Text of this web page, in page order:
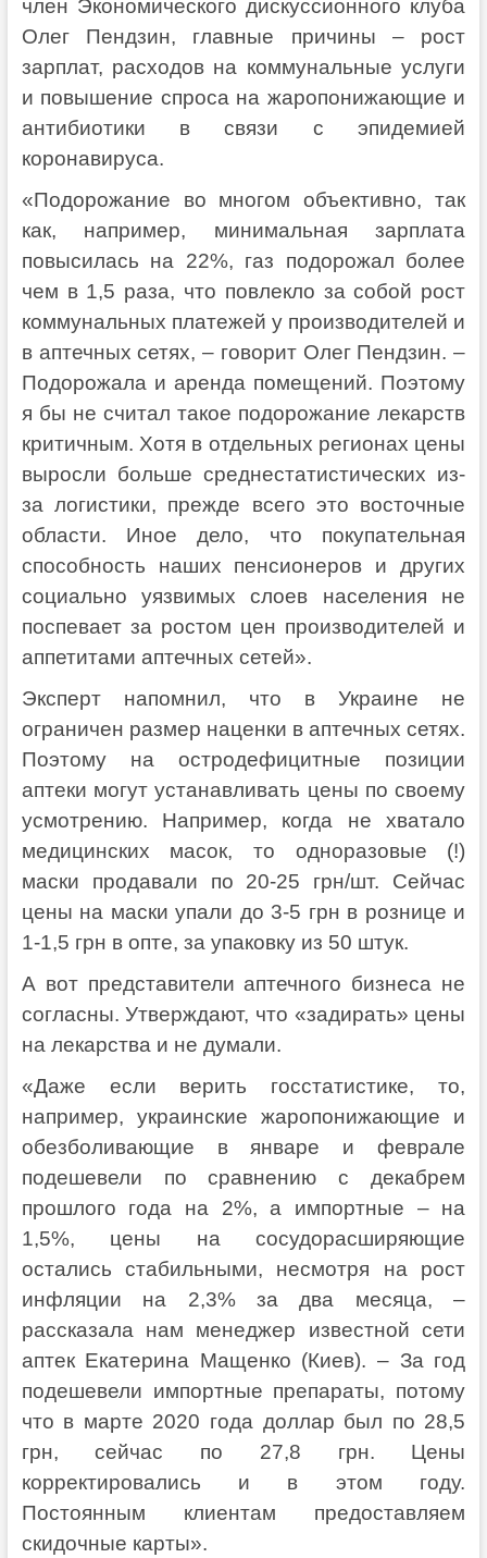
член Экономического дискуссионного клуба
Олег Пендзин, главные причины – рост
зарплат, расходов на коммунальные услуги
и повышение спроса на жаропонижающие и
антибиотики в связи с эпидемией
коронавируса.
«Подорожание во многом объективно, так
как, например, минимальная зарплата
повысилась на 22%, газ подорожал более
чем в 1,5 раза, что повлекло за собой рост
коммунальных платежей у производителей и
в аптечных сетях, – говорит Олег Пендзин. –
Подорожала и аренда помещений. Поэтому
я бы не считал такое подорожание лекарств
критичным. Хотя в отдельных регионах цены
выросли больше среднестатистических из-
за логистики, прежде всего это восточные
области. Иное дело, что покупательная
способность наших пенсионеров и других
социально уязвимых слоев населения не
поспевает за ростом цен производителей и
аппетитами аптечных сетей».
Эксперт напомнил, что в Украине не
ограничен размер наценки в аптечных сетях.
Поэтому на остродефицитные позиции
аптеки могут устанавливать цены по своему
усмотрению. Например, когда не хватало
медицинских масок, то одноразовые (!)
маски продавали по 20-25 грн/шт. Сейчас
цены на маски упали до 3-5 грн в рознице и
1-1,5 грн в опте, за упаковку из 50 штук.
А вот представители аптечного бизнеса не
согласны. Утверждают, что «задирать» цены
на лекарства и не думали.
«Даже если верить госстатистике, то,
например, украинские жаропонижающие и
обезболивающие в январе и феврале
подешевели по сравнению с декабрем
прошлого года на 2%, а импортные – на
1,5%, цены на сосудорасширяющие
остались стабильными, несмотря на рост
инфляции на 2,3% за два месяца, –
рассказала нам менеджер известной сети
аптек Екатерина Мащенко (Киев). – За год
подешевели импортные препараты, потому
что в марте 2020 года доллар был по 28,5
грн, сейчас по 27,8 грн. Цены
корректировались и в этом году.
Постоянным клиентам предоставляем
скидочные карты».